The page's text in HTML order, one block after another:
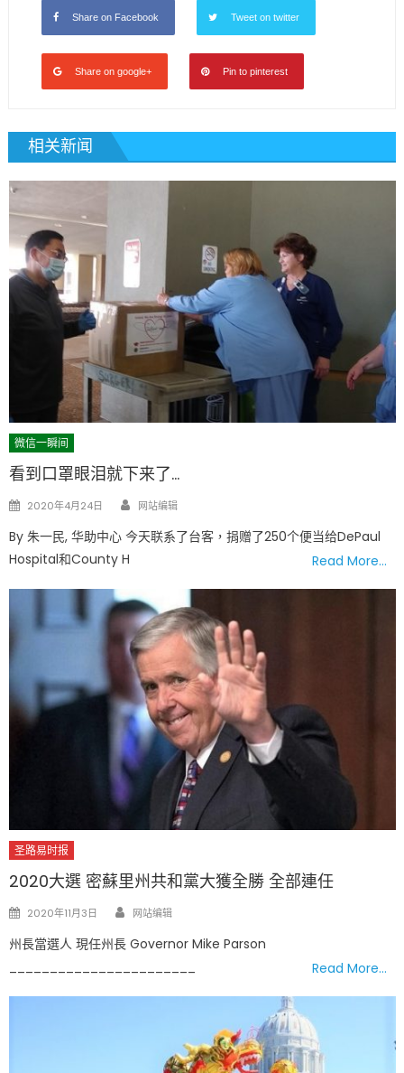
Share on Facebook Tweet on twitter
Share on google+ Pin to pinterest
相关新闻
微信一瞬间
看到口罩眼泪就下来了…
Posted
2020年4月24日 Author
网站编辑
By 朱一民, 华助中心 今天联系了台客，捐赠了250个便当给DePaul
Hospital和County H
Read More…
圣路易时报
2020大選 密蘇里州共和黨大獲全勝 全部連任
Posted
2020年11月3日 Author
网站编辑
州長當選人 現任州長 Governor Mike Parson
Read More…